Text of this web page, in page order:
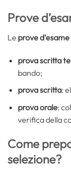
Prove
Le prove d’esame
prova scritta
bando;
prova scritta:
prova orale:
verifica della
Come
selezione?